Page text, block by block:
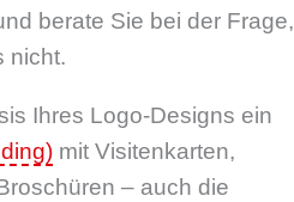
berate Sie bei der Frage,
nicht.
Ihres Logo-Designs ein
mit Visitenkarten,
– auch die